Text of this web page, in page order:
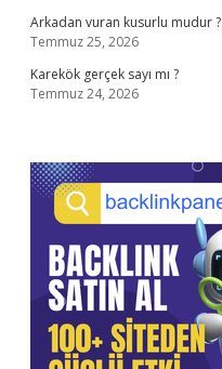
Arkadan vuran kusurlu mudur ?
Temmuz 25, 2026
Karekök gerçek sayı mı ?
Temmuz 24, 2026